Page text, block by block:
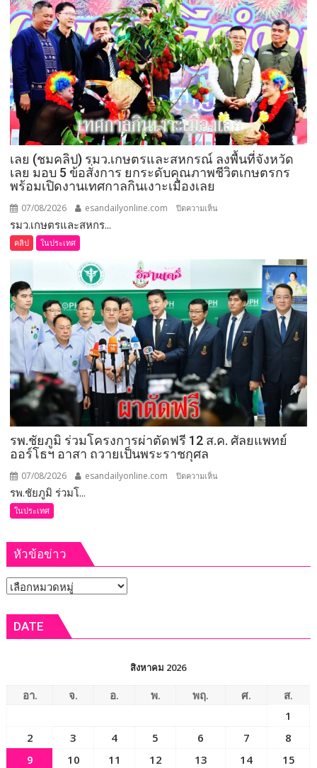
กำนัน
ผู้ใหญ่
บ้าน
ยอด
เยี่ยม
มอบ
แหนบ
ทองคำ
“รางวัล
เกียรติยศ
แห่ง
การ
เลย (ชมคลิป) รมว.เกษตรและสหกรณ์ ลงพื้นที่จังหวัด
เลย มอบ 5 ข้อสั่งการ ยกระดับคุณภาพชีวิตเกษตรกร
พร้อมเปิดงานเทศกาลกินเงาะเมืองเลย
07/08/2026 esandailyonline.com ปิดความเห็น
สหกรณ์
ลงพื้น
ที่
จังหวัด
เลย
มอบ
5
สั่ง
การ
งาน
รมว.เกษตรและสหกร...
คลิป ในประเทศ
รพ.ชัยภูมิ ร่วมโครงการผ่าตัดฟรี 12 ส.ค. ศัลยแพทย์
ออร์โธฯ อาสา ถวายเป็นพระราชกุศล
07/08/2026 esandailyonline.com ปิดความเห็น
12
กุศล
รพ.ชัยภูมิ ร่วมโ...
ในประเทศ
หัวข้อข่าว
หัวข้อ
DATE
สิงหาคม 2026
อา. จ. อ. พ. พฤ. ศ.
ส.
1
2
3 4 5 6 7
8
9
10 11 12 13 14
15